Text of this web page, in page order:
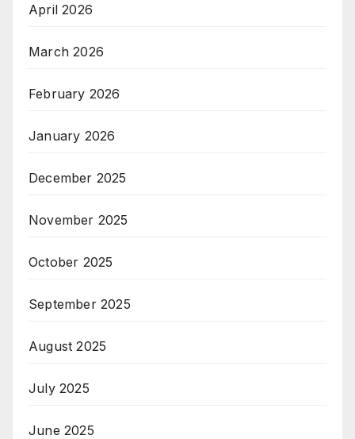
April 2026
March 2026
February 2026
January 2026
December 2025
November 2025
October 2025
September 2025
August 2025
July 2025
June 2025